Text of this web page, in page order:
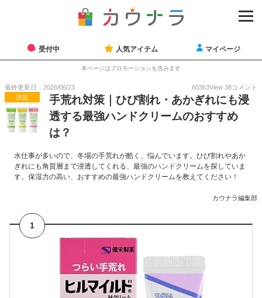
受付中 人気アイテム マイページ
本ページはプロモーションを含みます
最終更新日：2026/06/23 60363View 38コメント
決定
手荒れ対策｜ひび割れ・あかぎれにも浸
透する最強ハンドクリームのおすすめ
は？
水仕事が多いので、冬場の手荒れが酷く、悩んでいます。ひび割れやあか
ぎれにも角質層まで浸透してくれる、最強のハンドクリームを探していま
す。保湿力の高い、おすすめの最強ハンドクリームを教えてください！
カウナラ編集部
1